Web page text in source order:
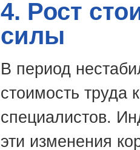
4. Рост
силы
В период
стоимость труда
специалистов.
эти изменения